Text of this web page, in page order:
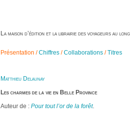
La maison d’édition et la librairie des voyageurs au
Présentation /Chiffres /Collaborations /Titres
Matthieu Delaunay
Les charmes de la vie en Belle Province
Auteur de : Pour tout l’or de la forêt.